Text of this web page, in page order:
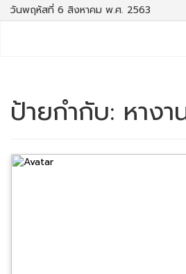
วันพฤหัสที่ 6 สิงหาคม พ.ศ. 2563
ป้ายกำกับ: หางา